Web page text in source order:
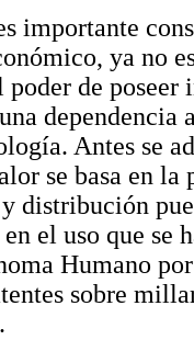
importante
ya no
poder de
dependencia
Antes se
se basa en
distribución
el uso que se
Humano
sobre